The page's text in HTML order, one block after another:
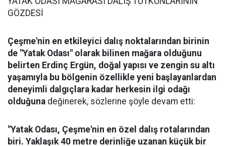
GÖZDESİ
Çeşme'nin en etkileyici dalış noktalarından birinin
de "Yatak Odası" olarak bilinen mağara olduğunu
belirten Erdinç Ergün, doğal yapısı ve zengin su altı
yaşamıyla bu bölgenin özellikle yeni başlayanlardan
deneyimli dalgıçlara kadar herkesin ilgi odağı
olduğuna değinerek, sözlerine şöyle devam etti:
"Yatak Odası, Çeşme'nin en özel dalış rotalarından
biri. Yaklaşık 40 metre derinliğe uzanan küçük bir